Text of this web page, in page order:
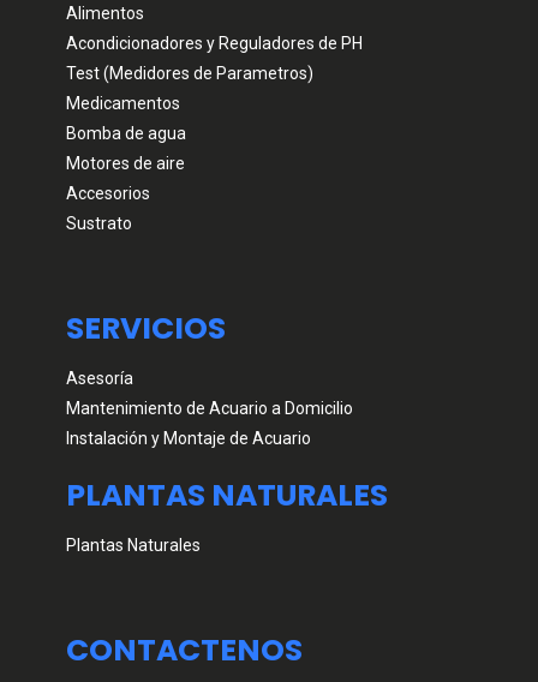
Alimentos
Acondicionadores y Reguladores de PH
Test (Medidores de Parametros)
Medicamentos
Bomba de agua
Motores de aire
Accesorios
Sustrato
SERVICIOS
Asesoría
Mantenimiento de Acuario a Domicilio
Instalación y Montaje de Acuario
PLANTAS NATURALES
Plantas Naturales
CONTACTENOS